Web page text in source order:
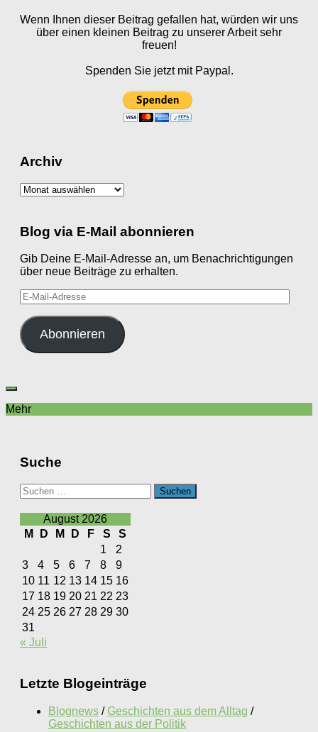
Wenn Ihnen dieser Beitrag gefallen hat, würden wir uns
über einen kleinen Beitrag zu unserer Arbeit sehr
freuen!
Spenden Sie jetzt mit Paypal.
Archiv
Archiv
Blog via E-Mail abonnieren
Gib Deine E-Mail-Adresse an, um Benachrichtigungen
über neue Beiträge zu erhalten.
E-
Mail-
Adresse
Abonnieren
Mehr
Suche
Suchen
nach:
August 2026
M
D M D F S
S
1
2
3
4 5 6 7 8
9
10 11 12 13 14 15 16
17 18 19 20 21 22 23
24 25 26 27 28 29 30
31
« Juli
Letzte Blogeinträge
Blognews / Geschichten aus dem Alltag /
Geschichten aus der Politik